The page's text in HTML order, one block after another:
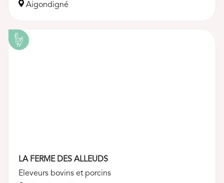
Aigondigné
LA FERME DES ALLEUDS
Eleveurs bovins et porcins